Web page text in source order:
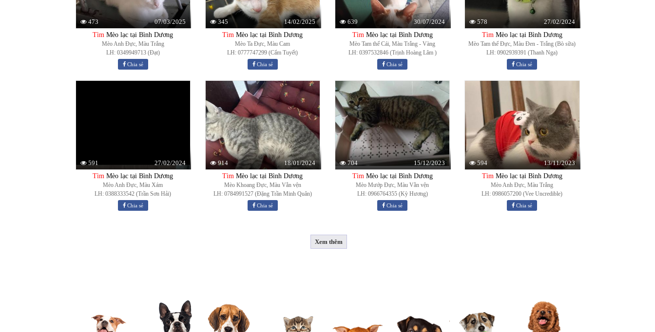
473
07/03/2025
TìmMèo lạc tại Bình Dương
Mèo Anh Đực, Màu Trắng
LH: 0349949713 (Đạt)
Chia sẻ
345
14/02/2025
TìmMèo lạc tại Bình Dương
Mèo Ta Đực, Màu Cam
LH: 0777747299 (Cẩm Tuyết)
Chia sẻ
639
30/07/2024
Tìm Mèo lạc tại Bình Dương
Mèo Tam thể Cái, Màu Trắng - Vàng
LH: 0397532846 (Trịnh Hoàng Lâm )
Chia sẻ
578
27/02/2024
Tìm Mèo lạc tại Bình Dương
Mèo Tam thể Đực, Màu Đen - Trắng (Bò sữa)
LH: 0902939391 (Thanh Nga­)
Chia sẻ
591
27/02/2024
TìmMèo lạc tại Bình Dương
Mèo Anh Đực, Màu Xám
LH: 0388333542 (Trần Sơn Hải)
Chia sẻ
914
18/01/2024
TìmMèo lạc tại Bình Dương
Mèo Khoang Đực, Màu Vằn vện
LH: 0784991527 (Đặng Trần Minh Quân)
Chia sẻ
704
15/12/2023
Tìm Mèo lạc tại Bình Dương
Mèo Mướp Đực, Màu Vằn vện
LH: 0966764355 (Kỳ Hương)
Chia sẻ
594
13/11/2023
Tìm Mèo lạc tại Bình Dương
Mèo Anh Đực, Màu Trắng
LH: 0986057200 (Vee Uncredible)
Chia sẻ
Xem thêm